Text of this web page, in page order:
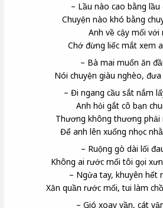
– Lầu nào cao bằng
Chuyện nào khó bằng
Anh về cậy mối với
Chớ đừng liếc mắt xem
– Bà mai muốn ăn
Nói chuyện giàu nghèo,
– Đi ngang cầu sắt nắm
Anh hỏi gắt cô bạn
Thương không thương phải
Để anh lên xuống nhọc
– Ruộng gò dài lối
Không ai rước mối tôi gọi
– Ngửa tay, khuyên hết
Xăn quần rước mối, tui làm
– Gió xoay vần, cát